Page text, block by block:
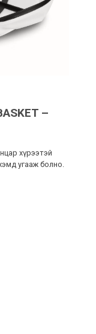
–
хүрээтэй
угааж болно.